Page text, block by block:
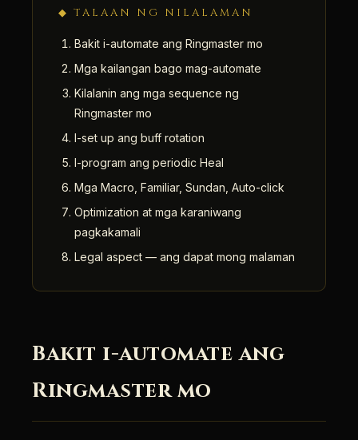
◆ TALAAN NG NILALAMAN
Bakit i-automate ang Ringmaster mo
Mga kailangan bago mag-automate
Kilalanin ang mga sequence ng
Ringmaster mo
I-set up ang buff rotation
I-program ang periodic Heal
Mga Macro, Familiar, Sundan, Auto-click
Optimization at mga karaniwang
pagkakamali
Legal aspect — ang dapat mong malaman
Bakit i-automate ang
Ringmaster mo